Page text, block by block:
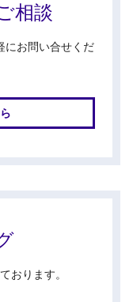
相談
にお問い合せくだ
おります。